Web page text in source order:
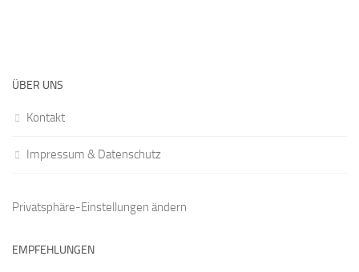
ÜBER UNS
Kontakt
Impressum & Datenschutz
Privatsphäre-Einstellungen ändern
EMPFEHLUNGEN